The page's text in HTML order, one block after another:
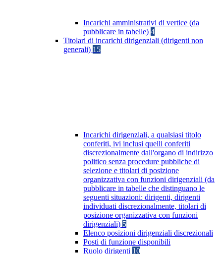
Incarichi amministrativi di vertice (da
pubblicare in tabelle) 4
Titolari di incarichi dirigenziali (dirigenti non
generali) 15
Incarichi dirigenziali, a qualsiasi titolo
conferiti, ivi inclusi quelli conferiti
discrezionalmente dall'organo di indirizzo
politico senza procedure pubbliche di
selezione e titolari di posizione
organizzativa con funzioni dirigenziali (da
pubblicare in tabelle che distinguano le
seguenti situazioni: dirigenti, dirigenti
individuati discrezionalmente, titolari di
posizione organizzativa con funzioni
dirigenziali) 5
Elenco posizioni dirigenziali discrezionali
Posti di funzione disponibili
Ruolo dirigenti 10